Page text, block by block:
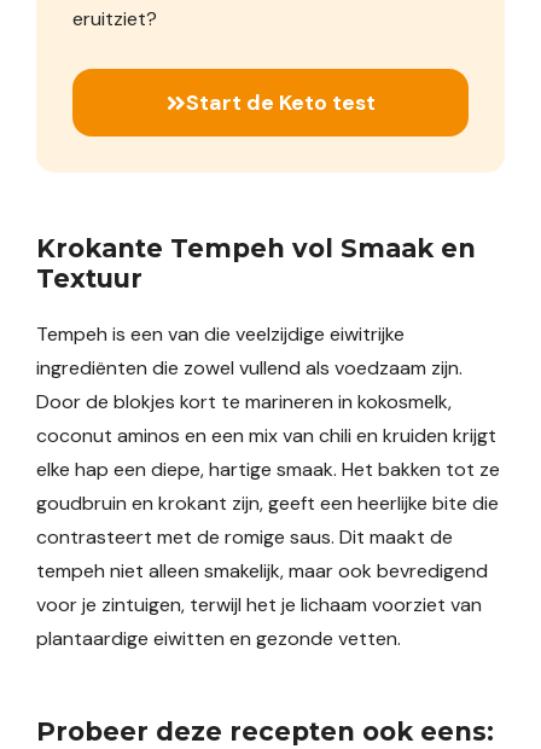
eruitziet?
Start de Keto test
Krokante Tempeh vol Smaak en
Textuur
Tempeh is een van die veelzijdige eiwitrijke
ingrediënten die zowel vullend als voedzaam zijn.
Door de blokjes kort te marineren in kokosmelk,
coconut aminos en een mix van chili en kruiden krijgt
elke hap een diepe, hartige smaak. Het bakken tot ze
goudbruin en krokant zijn, geeft een heerlijke bite die
contrasteert met de romige saus. Dit maakt de
tempeh niet alleen smakelijk, maar ook bevredigend
voor je zintuigen, terwijl het je lichaam voorziet van
plantaardige eiwitten en gezonde vetten.
Probeer deze recepten ook eens: